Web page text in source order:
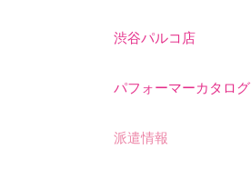
渋谷パルコ店
パフォーマーカタログ
派遣情報